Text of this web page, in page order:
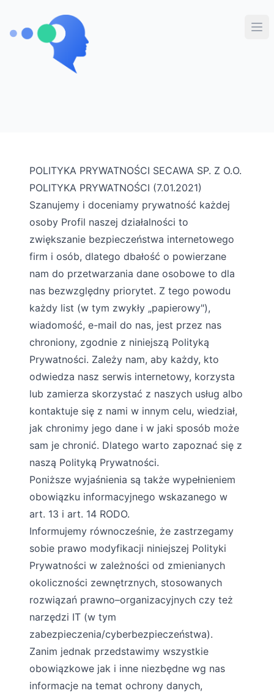
Secawa v2
POLITYKA PRYWATNOŚCI SECAWA SP. Z O.O.
POLITYKA PRYWATNOŚCI (7.01.2021)
Szanujemy i doceniamy prywatność każdej
osoby Profil naszej działalności to
zwiększanie bezpieczeństwa internetowego
firm i osób, dlatego dbałość o powierzane
nam do przetwarzania dane osobowe to dla
nas bezwzględny priorytet. Z tego powodu
każdy list (w tym zwykły „papierowy"),
wiadomość, e-mail do nas, jest przez nas
chroniony, zgodnie z niniejszą Polityką
Prywatności. Zależy nam, aby każdy, kto
odwiedza nasz serwis internetowy, korzysta
lub zamierza skorzystać z naszych usług albo
kontaktuje się z nami w innym celu, wiedział,
jak chronimy jego dane i w jaki sposób może
sam je chronić. Dlatego warto zapoznać się z
naszą Polityką Prywatności.
Poniższe wyjaśnienia są także wypełnieniem
obowiązku informacyjnego wskazanego w
art. 13 i art. 14 RODO.
Informujemy równocześnie, że zastrzegamy
sobie prawo modyfikacji niniejszej Polityki
Prywatności w zależności od zmienianych
okoliczności zewnętrznych, stosowanych
rozwiązań prawno–organizacyjnych czy też
narzędzi IT (w tym
zabezpieczenia/cyberbezpieczeństwa).
Zanim jednak przedstawimy wszystkie
obowiązkowe jak i inne niezbędne wg nas
informacje na temat ochrony danych,